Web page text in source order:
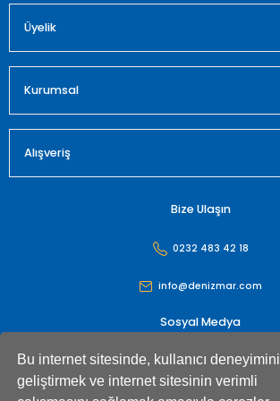
Bu internet sitesinde, kullanıcı deneyimini
geliştirmek ve internet sitesinin verimli
Üyelik
Kurumsal
Alışveriş
Bize Ulaşın
0232 483 42 18
info@denizmar.com
Sosyal Medya